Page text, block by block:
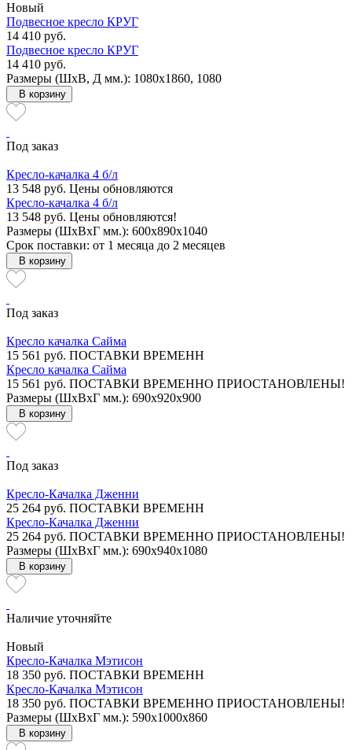
Новый
Подвесное кресло КРУГ
14 410 руб.
Подвесное кресло КРУГ
14 410 руб.
Размеры (ШxВ, Д мм.): 1080x1860, 1080
В корзину
Под заказ
Кресло-качалка 4 б/л
13 548 руб. Цены обновляются
Кресло-качалка 4 б/л
13 548 руб. Цены обновляются!
Размеры (ШxВxГ мм.): 600x890x1040
Срок поставки: от 1 месяца до 2 месяцев
В корзину
Под заказ
Кресло качалка Сайма
15 561 руб. ПОСТАВКИ ВРЕМЕНН
Кресло качалка Сайма
15 561 руб. ПОСТАВКИ ВРЕМЕННО ПРИОСТАНОВЛЕНЫ!
Размеры (ШxВxГ мм.): 690x920x900
В корзину
Под заказ
Кресло-Качалка Дженни
25 264 руб. ПОСТАВКИ ВРЕМЕНН
Кресло-Качалка Дженни
25 264 руб. ПОСТАВКИ ВРЕМЕННО ПРИОСТАНОВЛЕНЫ!
Размеры (ШxВxГ мм.): 690x940x1080
В корзину
Наличие уточняйте
Новый
Кресло-Качалка Мэтисон
18 350 руб. ПОСТАВКИ ВРЕМЕНН
Кресло-Качалка Мэтисон
18 350 руб. ПОСТАВКИ ВРЕМЕННО ПРИОСТАНОВЛЕНЫ!
Размеры (ШxВxГ мм.): 590x1000x860
В корзину